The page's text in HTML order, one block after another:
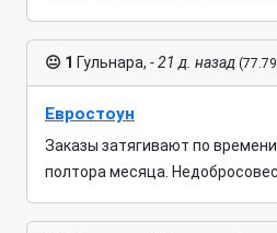
😐 1 Гульнара, - 21 д. назад
Евростоун
Заказы затягивают по
полтора месяца.